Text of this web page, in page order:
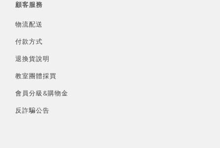
顧客服務
物流配送
付款方式
退換貨說明
教室團體採買
會員分級&購物金
反詐騙公告